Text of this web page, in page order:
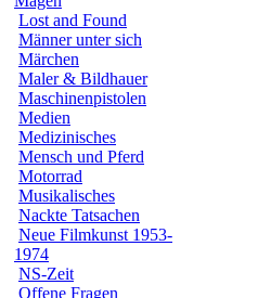
Lost and Found
Männer unter sich
Märchen
Maler & Bildhauer
Maschinenpistolen
Medien
Medizinisches
Mensch und Pferd
Motorrad
Musikalisches
Nackte Tatsachen
Neue Filmkunst 1953-
1974
NS-Zeit
Offene Fragen